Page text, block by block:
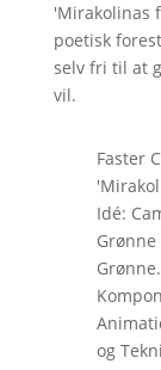
'Mirakolinas
poetisk
selv fri til at
vil.
Faster
Idé:
og